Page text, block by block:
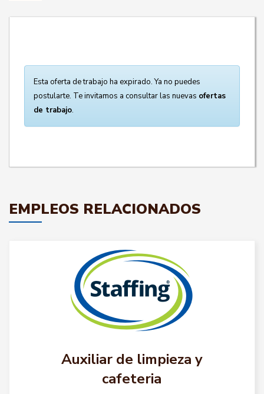
Esta oferta de trabajo ha expirado. Ya no puedes
postularte. Te invitamos a consultar las nuevas ofertas
de trabajo.
EMPLEOS RELACIONADOS
Auxiliar de limpieza y
cafeteria